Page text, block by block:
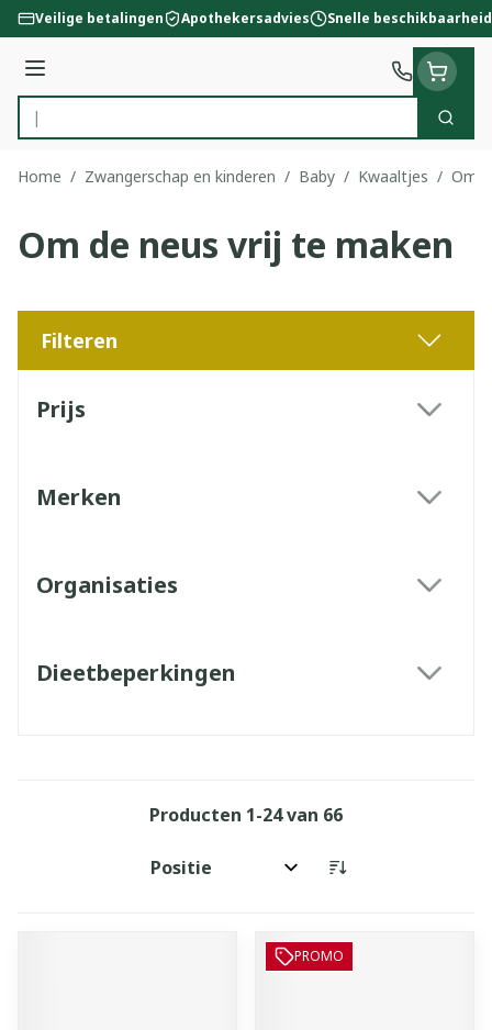
Ga naar de inhoud
Veilige betalingen Apothekersadvies Snelle beschikbaarheid
Menu
Product, merk, categorie...
Zoek
Home / Zwangerschap en kinderen / Baby / Kwaaltjes / Om
Om de neus vrij te maken
Filteren
Prijs
Merken
Organisaties
Dieetbeperkingen
Producten 1-24van 66
Sorteer op:
PROMO